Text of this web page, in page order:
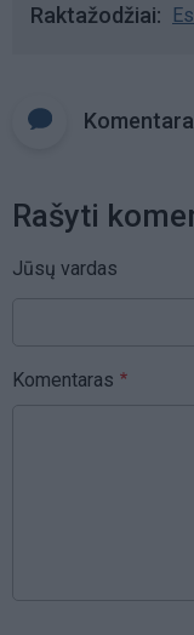
Raktažodžiai
Rašyti
Jūsų vardas
Komentaras